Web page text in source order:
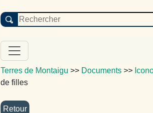
Terres de Montaigu >> Documents >>
de filles